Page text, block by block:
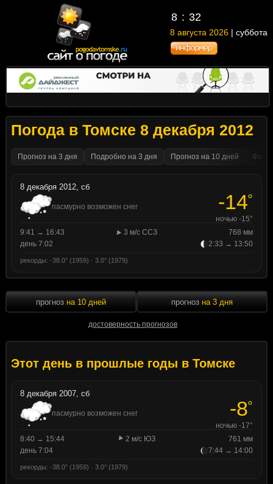
8 32
8 августа 2026 | суббота
Погода в Томске 8 декабря 2012
Прогноз на 3 дня Подробно на 3 дня Прогноз на 10 дней
8 декабря 2012, сб
пасмурно возможен снег -14°
ночью -15°
9:41 → 16:43
3 м/с ССЗ
768 мм
день 7:02
2:33 → 13:50
рекорды: -38.0° (1959) · 3.0° (1979)
прогноз на 10 дней
достоверность прогнозов
прогноз на 3 дня
Этот день в прошлые годы в Томске
8 декабря 2007, сб
пасмурно возможен снег -8°
ночью -17°
8:40 → 15:44
2 м/с ЮЗ
761 мм
день 7:04
7:44 → 14:00
рекорды: -38.0° (1959) · 3.0° (1979)